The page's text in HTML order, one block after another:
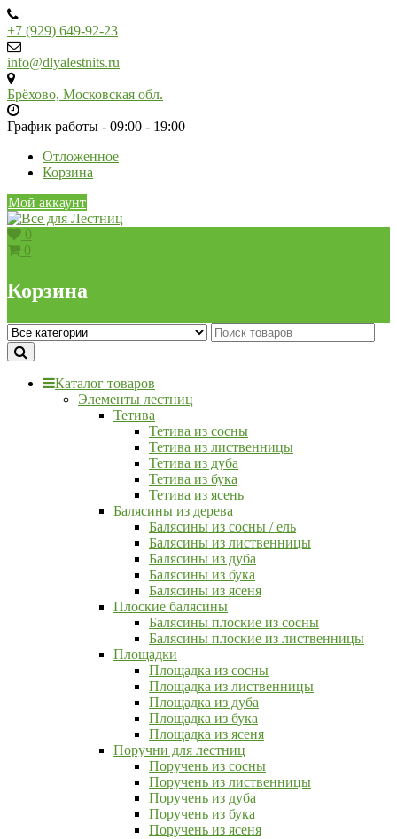
Skip
to
content
+7 (929) 649-92-23
info@dlyalestnits.ru
Брёхово, Московская обл.
График работы - 09:00 - 19:00
Отложенное
Корзина
Мой аккаунт
0
0
Корзина
Каталог товаров
Элементы лестниц
Тетива
Тетива из сосны
Тетива из лиственницы
Тетива из дуба
Тетива из бука
Тетива из ясень
Балясины из дерева
Балясины из сосны / ель
Балясины из лиственницы
Балясины из дуба
Балясины из бука
Балясины из ясеня
Плоские балясины
Балясины плоские из сосны
Балясины плоские из лиственницы
Площадки
Площадка из сосны
Площадка из лиственницы
Площадка из дуба
Площадка из бука
Площадка из ясеня
Поручни для лестниц
Поручень из сосны
Поручень из лиственницы
Поручень из дуба
Поручень из бука
Поручень из ясеня